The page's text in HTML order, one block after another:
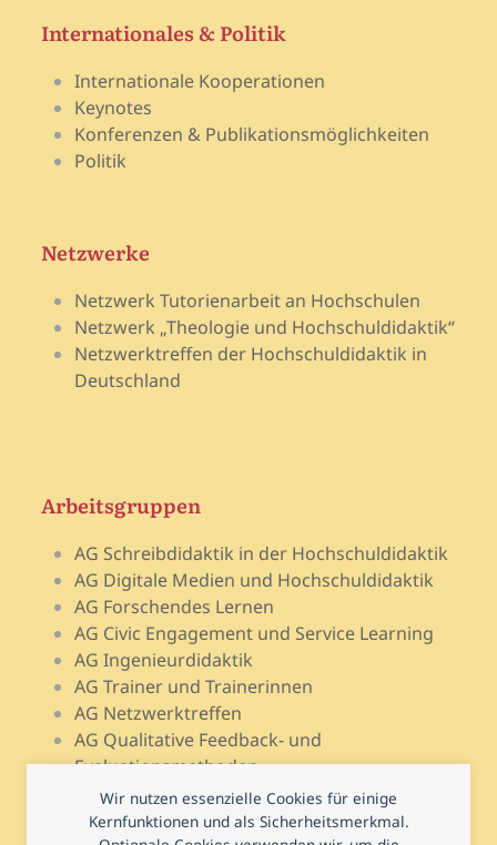
Wir nutzen essenzielle Cookies für einige
Kernfunktionen und als Sicherheitsmerkmal.
Internationales & Politik
Internationale Kooperationen
Keynotes
Konferenzen & Publikationsmöglichkeiten
Politik
Netzwerke
Netzwerk Tutorienarbeit an Hochschulen
Netzwerk „Theologie und Hochschuldidaktik“
Netzwerktreffen der Hochschuldidaktik in
Deutschland
Arbeitsgruppen
AG Schreibdidaktik in der Hochschuldidaktik
AG Digitale Medien und Hochschuldidaktik
AG Forschendes Lernen
AG Civic Engagement und Service Learning
AG Ingenieurdidaktik
AG Trainer und Trainerinnen
AG Netzwerktreffen
AG Qualitative Feedback- und
Evaluationsmethoden
AG Open Teach Ware – Lehrportale
AG Psychologie und Lehr-Lern-Forschung